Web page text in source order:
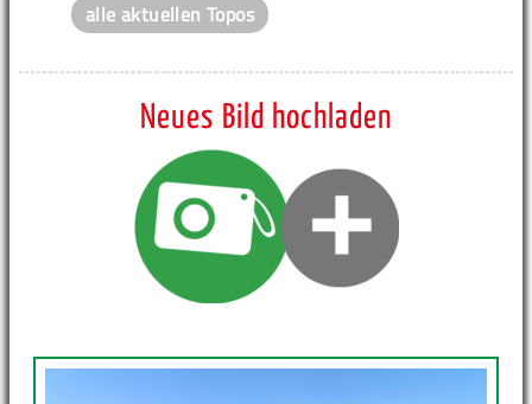
alle aktuellen Topos
Neues Bild hochladen